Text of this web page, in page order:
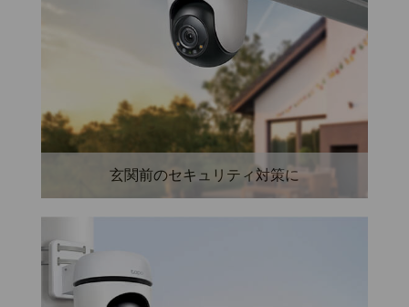
玄関前のセキュリティ対策に